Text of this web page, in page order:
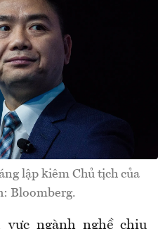
lập kiêm Chủ tịch của
Bloomberg.
ngành nghề chịu